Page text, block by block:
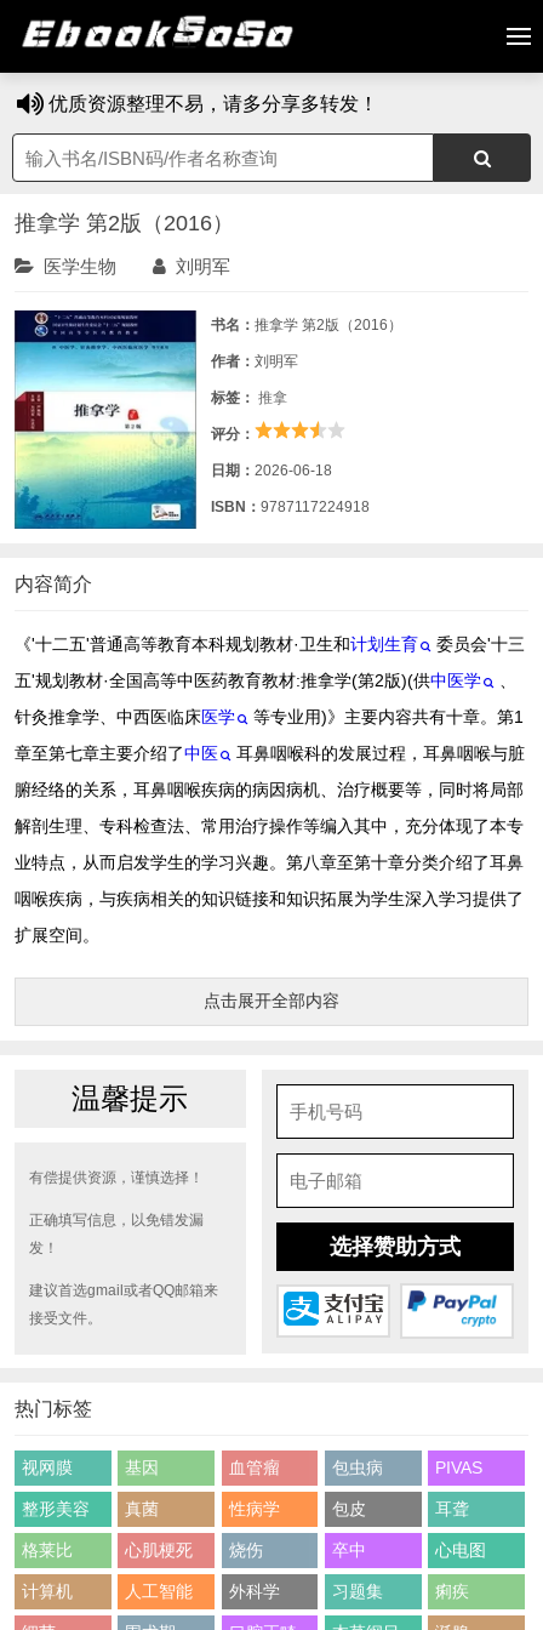
优质资源整理不易，请多分享多转发！
推拿学 第2版（2016）
医学生物 刘明军
书名： 推拿学 第2版（2016）
作者： 刘明军
标签： 推拿
评分：
日期： 2026-06-18
ISBN： 9787117224918
内容简介
《'十二五'普通高等教育本科规划教材·卫生和计划生育
委员会'十三
五'规划教材·全国高等中医药教育教材:推拿学(第2版)(供中医学
针灸推拿学、中西医临床医学
等专业用)》主要内容共有十章。第1
章至第七章主要介绍了中医
耳鼻咽喉科的发展过程，耳鼻咽喉与脏
腑经络的关系，耳鼻咽喉疾病的病因病机、治疗概要等，同时将局部
解剖生理、专科检查法、常用治疗操作等编入其中，充分体现了本专
业特点，从而启发学生的学习兴趣。第八章至第十章分类介绍了耳鼻
咽喉疾病，与疾病相关的知识链接和知识拓展为学生深入学习提供了
扩展空间。
点击展开全部内容
温馨提示
有偿提供资源，谨慎选择！
正确填写信息，以免错发漏
发！
建议首选gmail或者QQ邮箱来
接受文件。
选择赞助方式
热门标签
视网膜 基因 血管瘤 包虫病 PIVAS
整形美容 真菌 性病学 包皮 耳聋
格莱比 心肌梗死 烧伤 卒中 心电图
计算机 人工智能 外科学 习题集 痢疾